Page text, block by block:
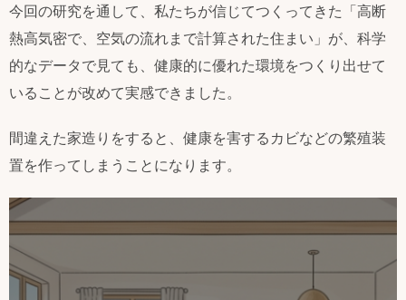
今回の研究を通して、私たちが信じてつくってきた「高断
熱高気密で、空気の流れまで計算された住まい」が、科学
的なデータで見ても、健康的に優れた環境をつくり出せて
いることが改めて実感できました。
間違えた家造りをすると、健康を害するカビなどの繁殖装
置を作ってしまうことになります。